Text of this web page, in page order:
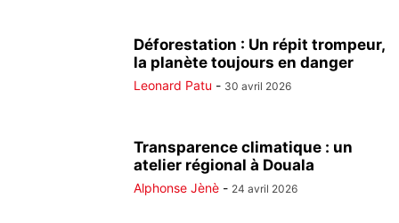
Déforestation : Un répit trompeur,
la planète toujours en danger
Leonard Patu - 30 avril 2026
Transparence climatique : un
atelier régional à Douala
Alphonse Jènè - 24 avril 2026